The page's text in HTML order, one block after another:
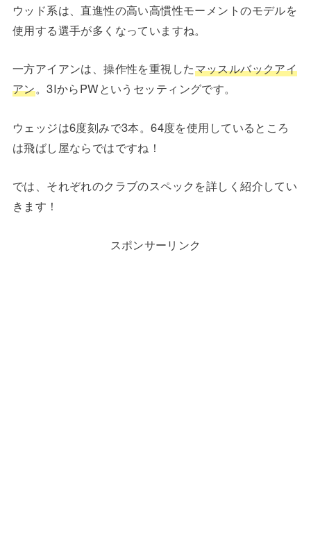
ウッド系は、直進性の高い高慣性モーメントのモデルを
使用する選手が多くなっていますね。
一方アイアンは、操作性を重視したマッスルバックアイ
アン。3IからPWというセッティングです。
ウェッジは6度刻みで3本。64度を使用しているところ
は飛ばし屋ならではですね！
では、それぞれのクラブのスペックを詳しく紹介してい
きます！
スポンサーリンク